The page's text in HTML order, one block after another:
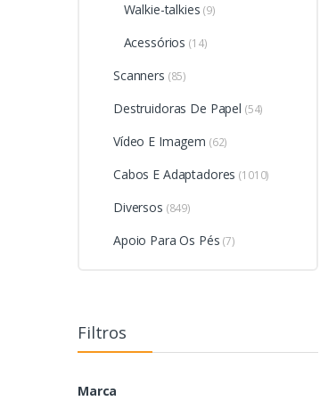
Walkie-talkies (9)
Acessórios (14)
Scanners (85)
Destruidoras De Papel (54)
Vídeo E Imagem (62)
Cabos E Adaptadores (1010)
Diversos (849)
Apoio Para Os Pés (7)
Filtros
Marca